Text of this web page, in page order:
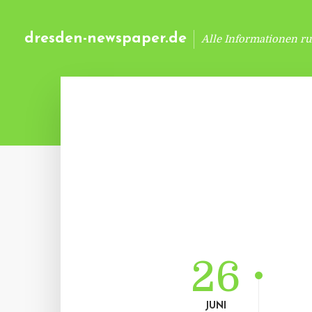
dresden-newspaper.de Alle Informationen
26
JUNI